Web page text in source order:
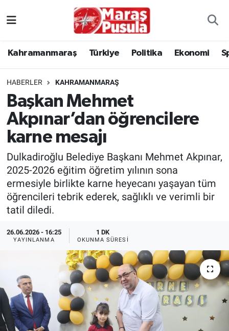
Kahramanmaraş Türkiye Politika Ekonomi
HABERLER KAHRAMANMARAŞ
Başkan Mehmet
Akpınar’dan öğrencilere
karne mesajı
Dulkadiroğlu Belediye Başkanı Mehmet Akpınar,
2025-2026 eğitim öğretim yılının sona
ermesiyle birlikte karne heyecanı yaşayan tüm
öğrencileri tebrik ederek, sağlıklı ve verimli bir
tatil diledi.
26.06.2026 - 16:25
YAYINLANMA
1 DK
OKUNMA SÜRESI
Politika
Ekonomi
Spor
Kültür Sanat
Dünya
İlçeler
MAGAZİN
İstanbul Trafik Yoğunluk Haritası
Süper Lig Puan Durumu ve Fikstür
Tüm Manşetler
Son Dakika Haberleri